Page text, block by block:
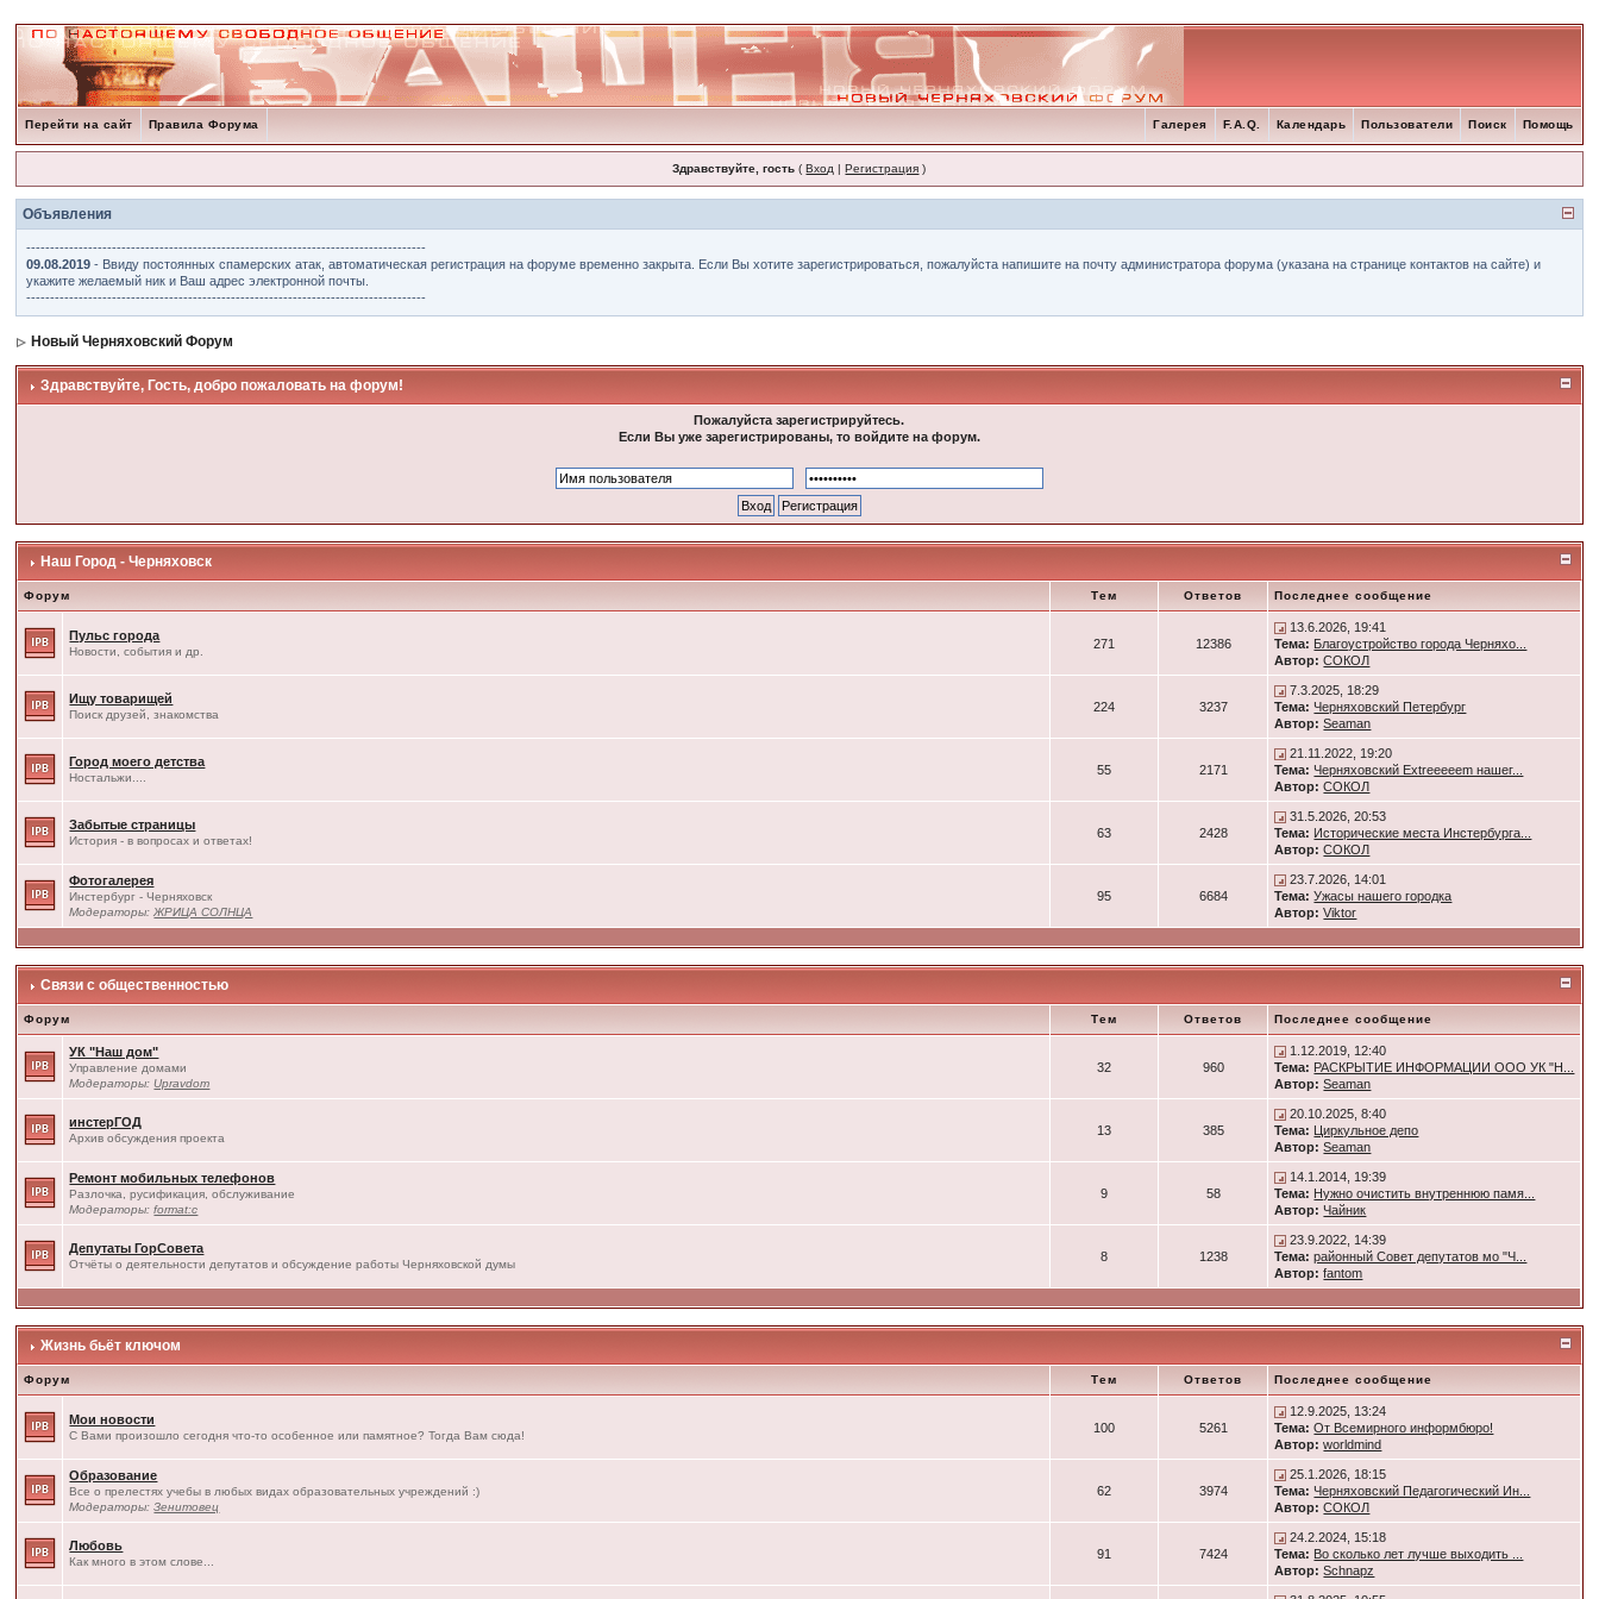
Перейти на сайт Правила Форума Помощь
Поиск
Пользователи
Календарь
F.A.Q.
Галерея
Здравствуйте, гость (Вход |Регистрация )
Объявления
------------------------------------------------------------------------------------
09.08.2019 - Ввиду постоянных спамерских атак, автоматическая регистрация на форуме временно закрыта. Если Вы хотите зарегистрироваться, пожалуйста напишите на почту администратора форума (указана на странице контактов на сайте) и
укажите желаемый ник и Ваш адрес электронной почты.
------------------------------------------------------------------------------------
Новый Черняховский Форум
Здравствуйте, Гость, добро пожаловать на форум!
Пожалуйста зарегистрируйтесь.
Если Вы уже зарегистрированы, то войдите на форум.
Наш Город - Черняховск
Форум Тем Ответов Последнее сообщение
Пульс города
Новости, события и др.
271 12386
13.6.2026, 19:41
Тема: Благоустройство города Черняхо...
Автор: СОКОЛ
Ищу товарищей
Поиск друзей, знакомства
224 3237
7.3.2025, 18:29
Тема: Черняховский Петербург
Автор: Seaman
Город моего детства
Ностальжи....
55 2171
21.11.2022, 19:20
Тема: Черняховский Extreeeeem нашег...
Автор: СОКОЛ
Забытые страницы
История - в вопросах и ответах!
63 2428
31.5.2026, 20:53
Тема: Исторические места Инстербурга...
Автор: СОКОЛ
Фотогалерея
Инстербург - Черняховск
Модераторы:ЖРИЦА СОЛНЦА
95 6684
23.7.2026, 14:01
Тема: Ужасы нашего городка
Автор: Viktor
Связи с общественностью
Форум Тем Ответов Последнее сообщение
УК "Наш дом"
Управление домами
Модераторы:Upravdom
32 960
1.12.2019, 12:40
Тема: РАСКРЫТИЕ ИНФОРМАЦИИ ООО УК "Н...
Автор: Seaman
инстерГОД
Архив обсуждения проекта
13 385
20.10.2025, 8:40
Тема: Циркульное депо
Автор: Seaman
Ремонт мобильных телефонов
Разлочка, русификация, обслуживание
Модераторы:format:c
9 58
14.1.2014, 19:39
Тема: Нужно очистить внутреннюю памя...
Автор: Чайник
Депутаты ГорСовета
Отчёты о деятельности депутатов и обсуждение работы Черняховской думы
8 1238
23.9.2022, 14:39
Тема: районный Совет депутатов мо "Ч...
Автор: fantom
Жизнь бьёт ключом
Форум Тем Ответов Последнее сообщение
Мои новости
С Вами произошло сегодня что-то особенное или памятное? Тогда Вам сюда!
100 5261
12.9.2025, 13:24
Тема: От Всемирного информбюро!
Автор: worldmind
Образование
Все о прелестях учебы в любых видах образовательных учреждений :)
Модераторы:Зенитовец
62 3974
25.1.2026, 18:15
Тема: Черняховский Педагогический Ин...
Автор: СОКОЛ
Любовь
Как много в этом слове...
91 7424
24.2.2024, 15:18
Тема: Во сколько лет лучше выходить ...
Автор: Schnapz